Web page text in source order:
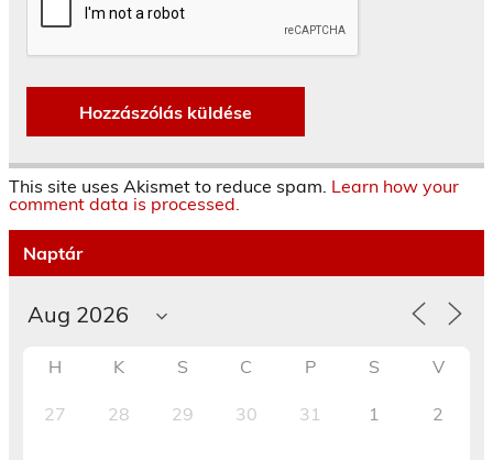
This site uses Akismet to reduce spam. Learn how your
comment data is processed.
Naptár
H K S C P S V
27 28 29 30 31 1 2